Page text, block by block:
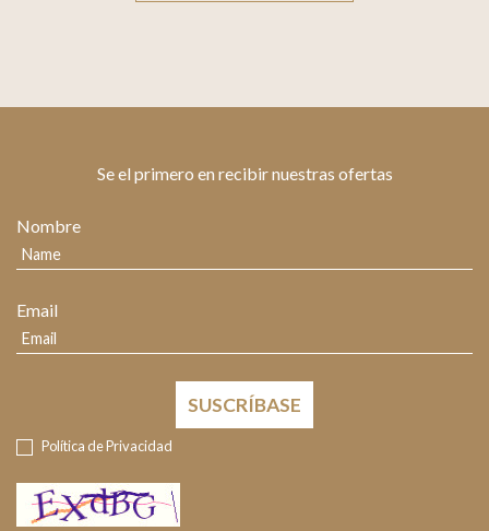
Se el primero en recibir nuestras ofertas
Nombre
Email
SUSCRÍBASE
Política de Privacidad